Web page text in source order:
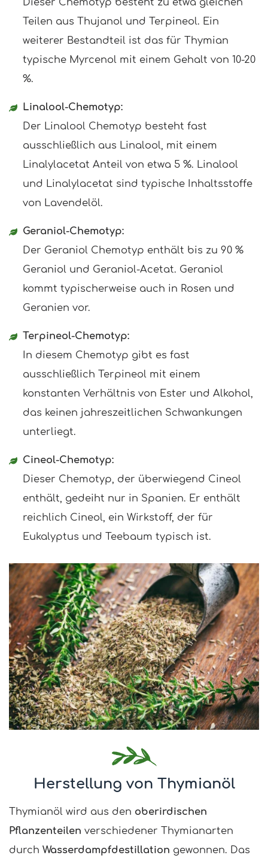
Dieser Chemotyp besteht zu etwa gleichen
Teilen aus Thujanol und Terpineol. Ein
weiterer Bestandteil ist das für Thymian
typische Myrcenol mit einem Gehalt von 10-20
%.
Linalool-Chemotyp:
Der Linalool Chemotyp besteht fast
ausschließlich aus Linalool, mit einem
Linalylacetat Anteil von etwa 5 %. Linalool
und Linalylacetat sind typische Inhaltsstoffe
von Lavendelöl.
Geraniol-Chemotyp:
Der Geraniol Chemotyp enthält bis zu 90 %
Geraniol und Geraniol-Acetat. Geraniol
kommt typischerweise auch in Rosen und
Geranien vor.
Terpineol-Chemotyp:
In diesem Chemotyp gibt es fast
ausschließlich Terpineol mit einem
konstanten Verhältnis von Ester und Alkohol,
das keinen jahreszeitlichen Schwankungen
unterliegt.
Cineol-Chemotyp:
Dieser Chemotyp, der überwiegend Cineol
enthält, gedeiht nur in Spanien. Er enthält
reichlich Cineol, ein Wirkstoff, der für
Eukalyptus und Teebaum typisch ist.
Herstellung von Thymianöl
Thymianöl wird aus den oberirdischen
Pflanzenteilen verschiedener Thymianarten
durch Wasserdampfdestillation gewonnen. Das